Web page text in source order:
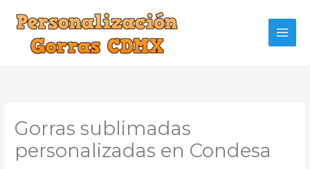
contenido
Gorras sublimadas
personalizadas en Condesa